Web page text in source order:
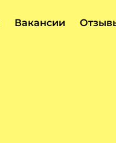
Вакансии